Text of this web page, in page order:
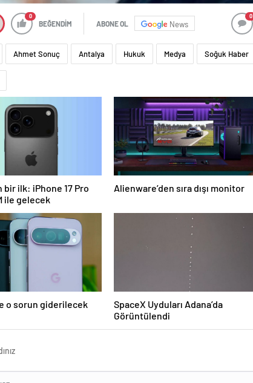
0
BEĞENDİM ABONE OL News
0
Ahmet Sonuç Antalya Hukuk Medya Soğuk Haber
bir ilk: iPhone 17 Pro
ile gelecek
Alienware’den sıra dışı monitor
o sorun giderilecek
SpaceX Uyduları Adana’da
Görüntülendi